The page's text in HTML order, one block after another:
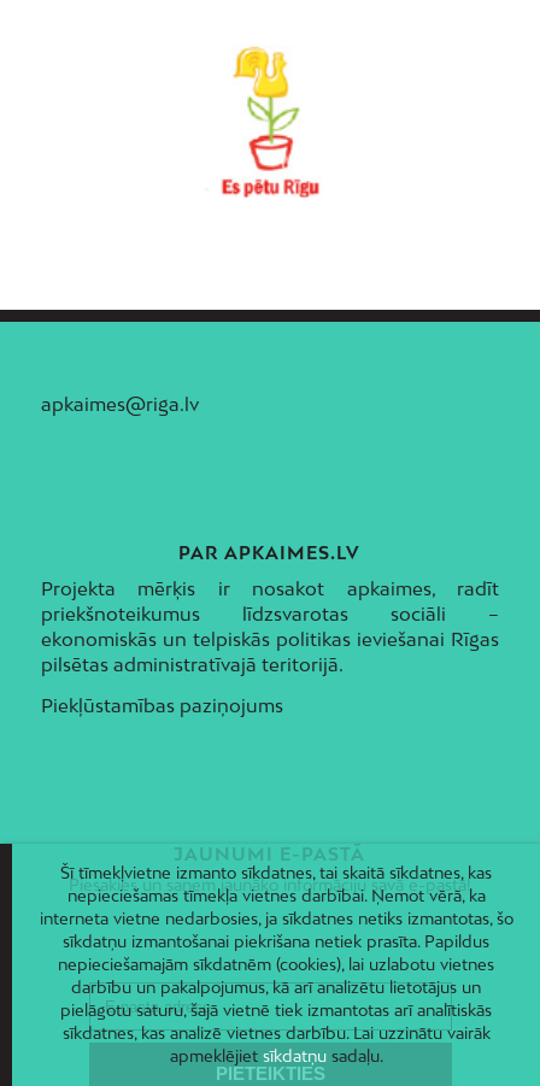
apkaimes@riga.lv
PAR APKAIMES.LV
Projekta mērķis ir nosakot apkaimes, radīt
priekšnoteikumus līdzsvarotas sociāli –
ekonomiskās un telpiskās politikas ieviešanai Rīgas
pilsētas administratīvajā teritorijā.
Piekļūstamības paziņojums
JAUNUMI E-PASTĀ
Piesakies un saņem jaunāko informāciju savā e-pastā!
Šī tīmekļvietne izmanto sīkdatnes, tai skaitā sīkdatnes, kas
nepieciešamas tīmekļa vietnes darbībai. Ņemot vērā, ka
interneta vietne nedarbosies, ja sīkdatnes netiks izmantotas, šo
sīkdatņu izmantošanai piekrišana netiek prasīta. Papildus
nepieciešamajām sīkdatnēm (cookies), lai uzlabotu vietnes
darbību un pakalpojumus, kā arī analizētu lietotājus un
pielāgotu saturu, šajā vietnē tiek izmantotas arī analītiskās
sīkdatnes, kas analizē vietnes darbību. Lai uzzinātu vairāk
apmeklējiet sīkdatņusadaļu.